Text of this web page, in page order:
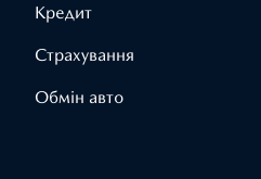
Кредит
Страхування
Обмін авто